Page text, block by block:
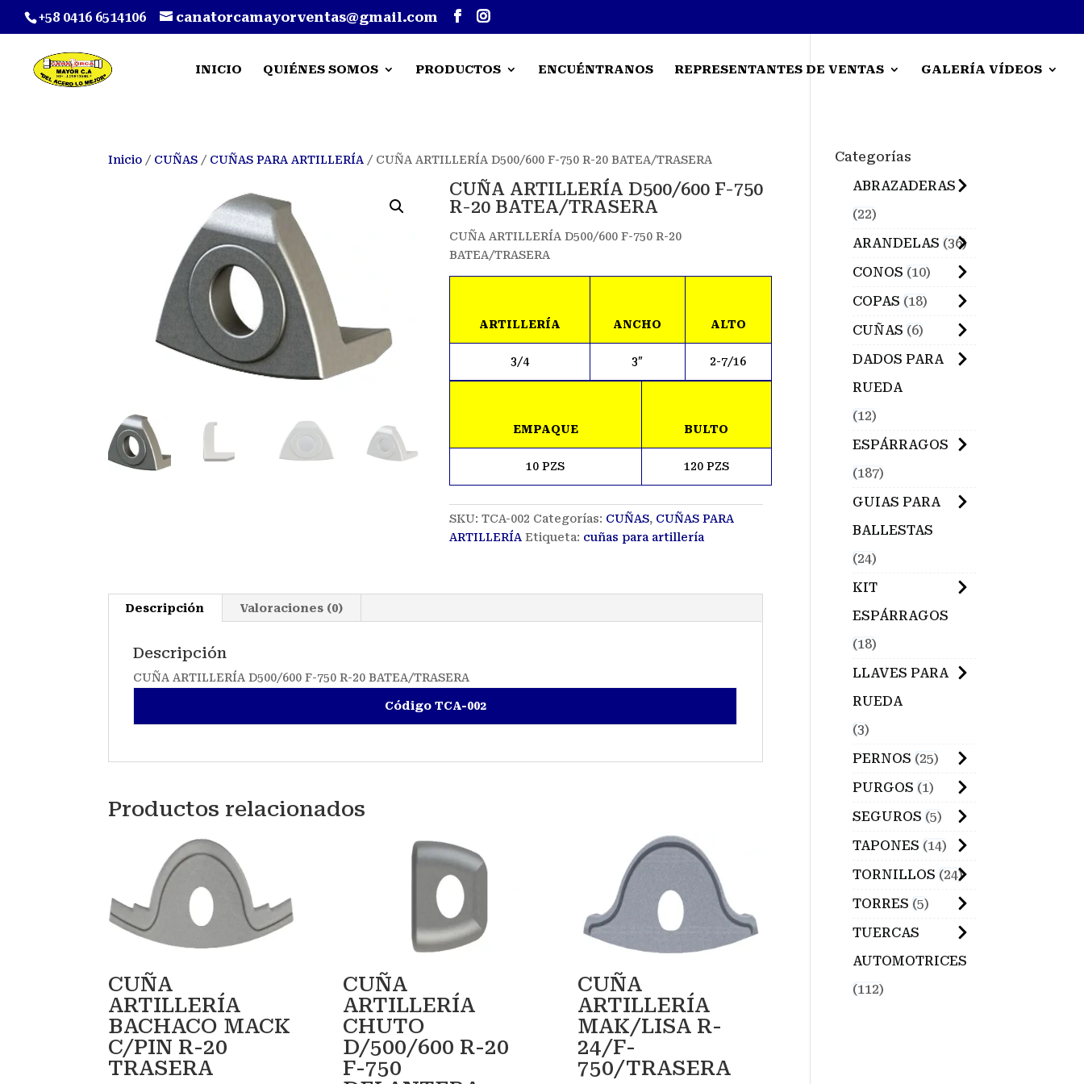
+58 0416 6514106 canatorcamayorventas@gmail.com
INICIO QUIÉNES SOMOS PRODUCTOS ENCUÉNTRANOS REPRESENTANTES DE VENTAS GALERÍA VÍDEOS
Inicio / CUÑAS / CUÑAS PARA ARTILLERÍA / CUÑA ARTILLERÍA D500/600 F-750 R-20 BATEA/TRASERA
CUÑA ARTILLERÍA D500/600 F-750
R-20 BATEA/TRASERA
CUÑA ARTILLERÍA D500/600 F-750 R-20
BATEA/TRASERA
ARTILLERÍA ANCHO ALTO
3/4 3″ 2-7/16
EMPAQUE BULTO
10 PZS 120 PZS
SKU: TCA-002 Categorías: CUÑAS, CUÑAS PARA
ARTILLERÍA Etiqueta: cuñas para artillería
Descripción Valoraciones (0)
Descripción
CUÑA ARTILLERÍA D500/600 F-750 R-20 BATEA/TRASERA
Código TCA-002
Productos relacionados
CUÑA
ARTILLERÍA
BACHACO MACK
C/PIN R-20
TRASERA
CUÑA
ARTILLERÍA
CHUTO
D/500/600 R-20
F-750
CUÑA
ARTILLERÍA
MAK/LISA R-
24/F-
750/TRASERA
Categorías
ABRAZADERAS
22
ARANDELAS 36
CONOS
10
COPAS
18
CUÑAS
6
DADOS PARA
RUEDA
12
ESPÁRRAGOS
187
GUIAS PARA
BALLESTAS
24
KIT
ESPÁRRAGOS
18
LLAVES PARA
RUEDA
3
PERNOS
25
PURGOS
1
SEGUROS 5
TAPONES
14
TORNILLOS
24
TORRES 5
TUERCAS
AUTOMOTRICES
112